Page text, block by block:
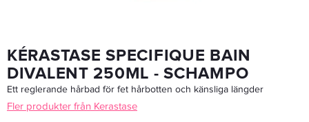
KÉRASTASE SPECIFIQUE BAIN
DIVALENT 250ML - SCHAMPO
Ett reglerande hårbad för fet hårbotten och känsliga längder
Fler produkter från Kerastase